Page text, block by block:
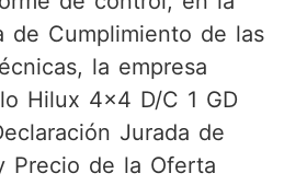
de Cumplimiento de las
la empresa
Hilux 4×4 D/C 1 GD
Jurada de
Precio de la Oferta